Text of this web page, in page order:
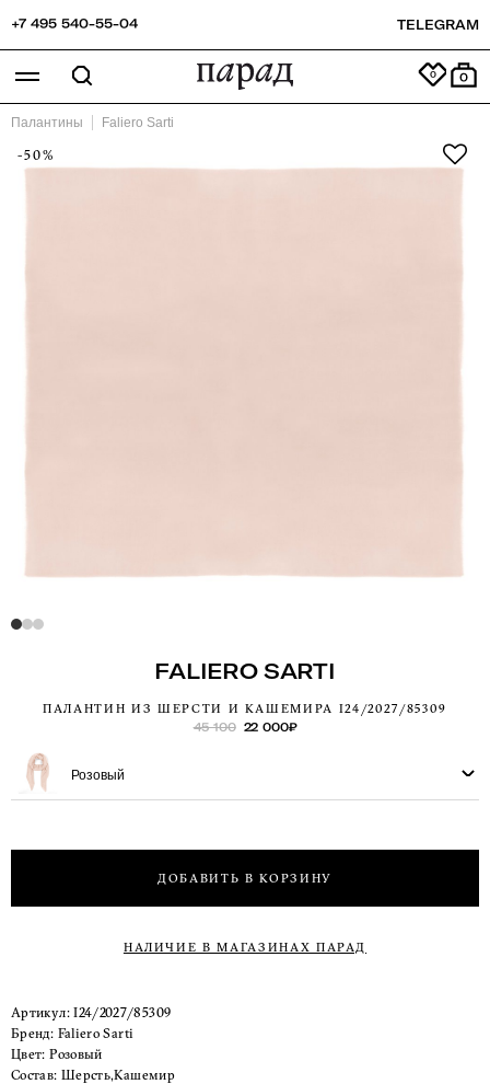
+7 495 540-55-04 TELEGRAM
0
Палантины Faliero Sarti
-50%
FALIERO SARTI
ПАЛАНТИН ИЗ ШЕРСТИ И КАШЕМИРА I24/2027/85309
45 100 22 000₽
Розовый
ДОБАВИТЬ В КОРЗИНУ
НАЛИЧИЕ В МАГАЗИНАХ ПАРАД
Артикул:I24/2027/85309
Бренд:
Faliero Sarti
Цвет:
Розовый
Состав: Шерсть,Кашемир